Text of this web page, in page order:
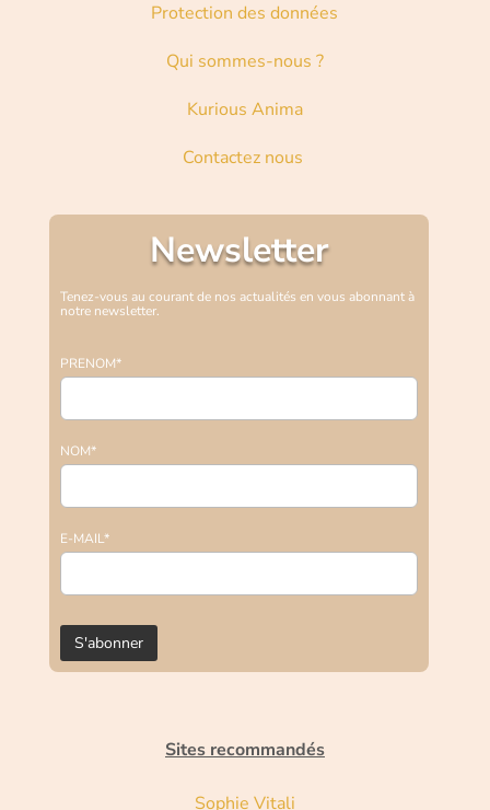
Protection des données
Qui sommes-nous ?
Kurious Anima
Contactez nous
Newsletter
Tenez-vous au courant de nos actualités en vous abonnant à
notre newsletter.
PRENOM*
NOM*
E-MAIL*
Sites recommandés
Sophie Vitali